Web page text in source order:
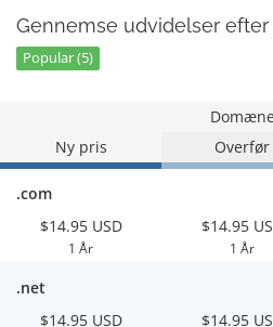
Gennemse udvidelser efter
Popular (5)
Domæne
Ny pris
Overfør
.com
$14.95 USD
1 År
$14.95
1 År
.net
$14.95 USD
$14.95